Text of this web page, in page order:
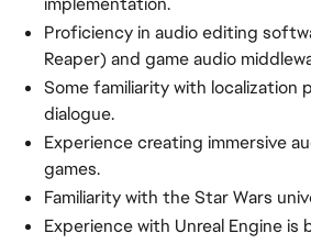
Proficiency in audio editing
Reaper) and game audio
Some familiarity with localization
dialogue.
Experience creating immersive
games.
Familiarity with the Star Wars
Experience with Unreal Engine is